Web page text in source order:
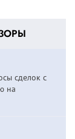
сделок с
на